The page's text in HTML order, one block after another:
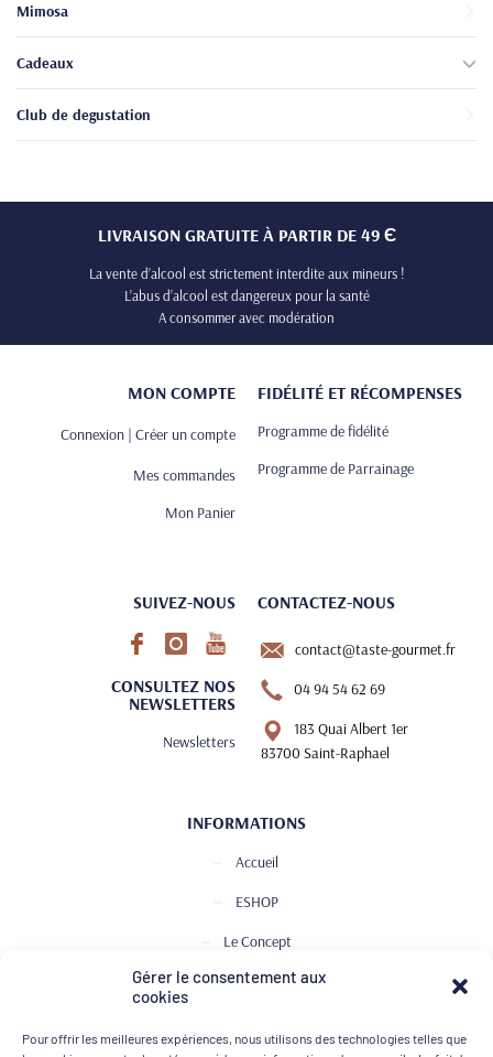
Gérer le consentement aux
cookies
Pour offrir les meilleures expériences, nous utilisons des technologies telles que
Mimosa
Cadeaux
Club de degustation
LIVRAISON GRATUITE À PARTIR DE 49 Є
La vente d’alcool est strictement interdite aux mineurs !
L’abus d’alcool est dangereux pour la santé
A consommer avec modération
MON COMPTE
Connexion | Créer un compte
Mes commandes
Mon Panier
FIDÉLITÉ ET RÉCOMPENSES
Programme de fidélité
Programme de Parrainage
SUIVEZ-NOUS
CONSULTEZ NOS
NEWSLETTERS
Newsletters
CONTACTEZ-NOUS
contact@taste-gourmet.fr
04 94 54 62 69
183 Quai Albert 1er
83700 Saint-Raphael
INFORMATIONS
Accueil
ESHOP
Le Concept
Club de Dégustation